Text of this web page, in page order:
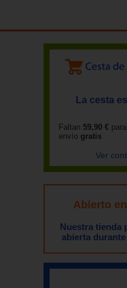
La cesta
Faltan 59,90 €
envío gratis
Ver
Abierto
Nuestra tienda
abierta